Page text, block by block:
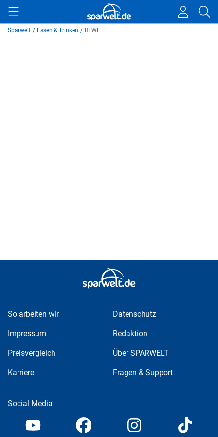
Sparwelt / Essen & Trinken / REWE
So arbeiten wir Datenschutz
Impressum Redaktion
Preisvergleich Über SPARWELT
Karriere Fragen & Support
Social Media